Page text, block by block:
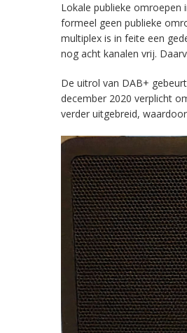
Lokale publieke omroepen
formeel geen publieke
multiplex is in feite een
nog acht kanalen vrij.
De uitrol van DAB+
december 2020 verplicht
verder uitgebreid,